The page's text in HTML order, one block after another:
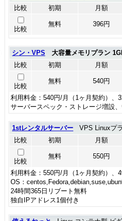
比較
初期 月額
比較
無料 396円
シン・VPS
大容量メモリプラン
比較
初期 月額
比較
無料 540円
利用料金：540円/月（1ヶ月契約）、
サーバースペック・ストレージ増設
1stレンタルサーバー VPS Linuxプ
比較
初期 月額
比較
無料 550円
利用料金：550円/月（1ヶ月契約）、
OS：
24時間365日リブート無料
独自IPアドレス1個付き